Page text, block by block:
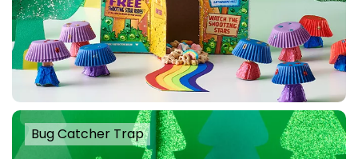
Bug Catcher Trap